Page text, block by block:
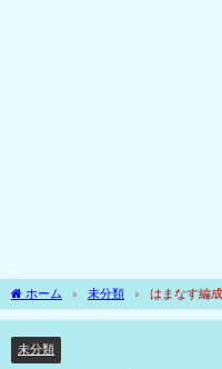
ホーム 未分類
はまなす編
スOK！
未分類